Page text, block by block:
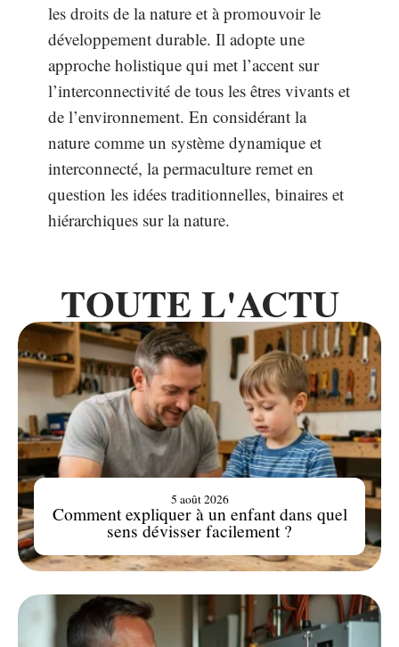
les droits de la nature et à promouvoir le
développement durable. Il adopte une
approche holistique qui met l’accent sur
l’interconnectivité de tous les êtres vivants et
de l’environnement. En considérant la
nature comme un système dynamique et
interconnecté, la permaculture remet en
question les idées traditionnelles, binaires et
hiérarchiques sur la nature.
TOUTE L'ACTU
Comment expliquer à un enfant dans quel
sens dévisser facilement ?
5 août 2026